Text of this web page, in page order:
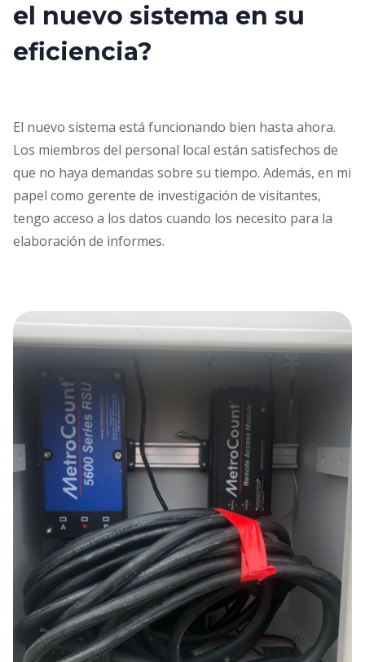
el nuevo sistema en su
eficiencia?
El nuevo sistema está funcionando bien hasta ahora.
Los miembros del personal local están satisfechos de
que no haya demandas sobre su tiempo. Además, en mi
papel como gerente de investigación de visitantes,
tengo acceso a los datos cuando los necesito para la
elaboración de informes.